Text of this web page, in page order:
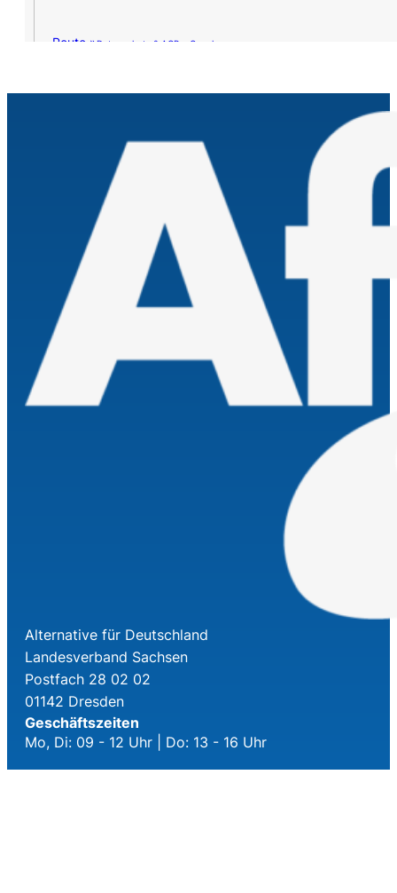
Route »Datenschutz & AGB – Google
Alternative für Deutschland
Landesverband Sachsen
Postfach 28 02 02
01142 Dresden
Geschäftszeiten
Mo, Di: 09 - 12 Uhr | Do: 13 - 16 Uhr